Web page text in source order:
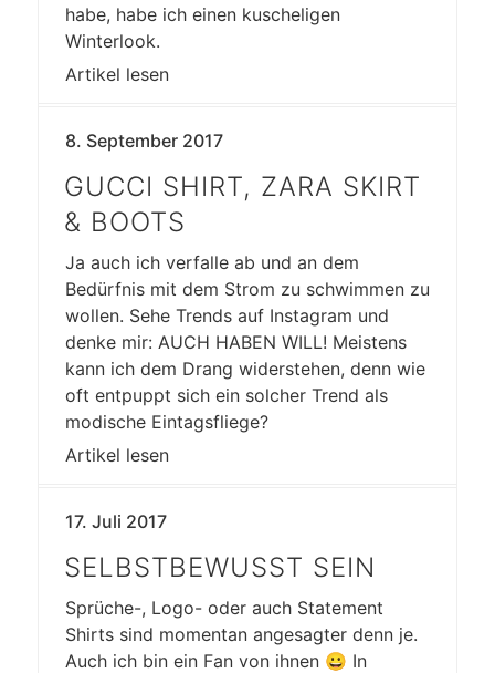
habe, habe ich einen kuscheligen
Winterlook.
Artikel lesen
8. September 2017
GUCCI SHIRT, ZARA SKIRT
& BOOTS
Ja auch ich verfalle ab und an dem
Bedürfnis mit dem Strom zu schwimmen zu
wollen. Sehe Trends auf Instagram und
denke mir: AUCH HABEN WILL! Meistens
kann ich dem Drang widerstehen, denn wie
oft entpuppt sich ein solcher Trend als
modische Eintagsfliege?
Artikel lesen
17. Juli 2017
SELBSTBEWUSST SEIN
Sprüche-, Logo- oder auch Statement
Shirts sind momentan angesagter denn je.
Auch ich bin ein Fan von ihnen 😀 In